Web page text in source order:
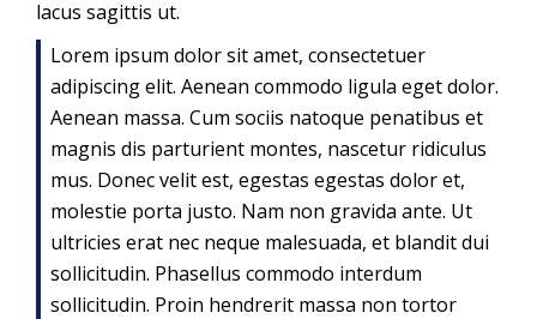
lacus sagittis ut.
Lorem ipsum dolor sit amet, consectetuer
adipiscing elit. Aenean commodo ligula eget dolor.
Aenean massa. Cum sociis natoque penatibus et
magnis dis parturient montes, nascetur ridiculus
mus. Donec velit est, egestas egestas dolor et,
molestie porta justo. Nam non gravida ante. Ut
ultricies erat nec neque malesuada, et blandit dui
sollicitudin. Phasellus commodo interdum
sollicitudin. Proin hendrerit massa non tortor